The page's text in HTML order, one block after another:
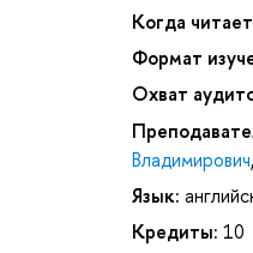
Когда
Формат
Охват
Владимирович,
Язык:
Кредиты: 10